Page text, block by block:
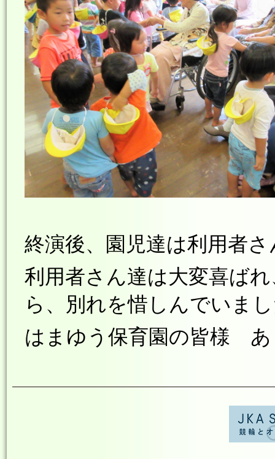
終演後、園児達は利用者
利用者さん達は大変喜ば
ら、別れを惜しんでいま
はまゆう保育園の皆様